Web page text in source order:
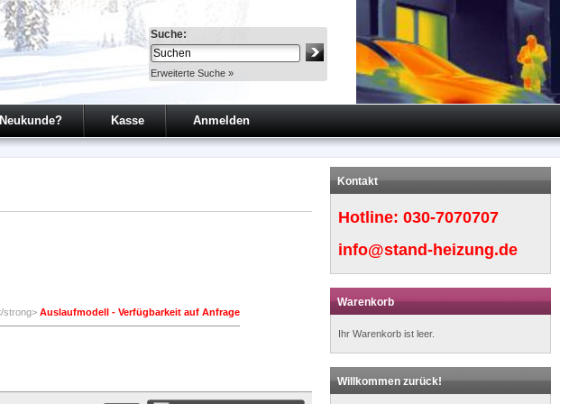
Suche:
Erweiterte Suche »
Neukunde? Kasse Anmelden
Auslaufmodell - Verfügbarkeit auf Anfrage
Kontakt
Hotline:030-7070707
info@stand-heizung.de
Warenkorb
Ihr Warenkorb ist leer.
Willkommen zurück!